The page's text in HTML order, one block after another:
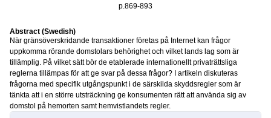
p.869-893
Abstract (Swedish)
När gränsöverskridande transaktioner företas på Internet kan frågor
uppkomma rörande domstolars behörighet och vilket lands lag som är
tillämplig. På vilket sätt bör de etablerade internationellt privaträttsliga
reglerna tillämpas för att ge svar på dessa frågor? I artikeln diskuteras
frågorna med specifik utgångspunkt i de särskilda skyddsregler som är
tänkta att i en större utsträckning ge konsumenten rätt att använda sig av
domstol på hemorten samt hemvistlandets regler.